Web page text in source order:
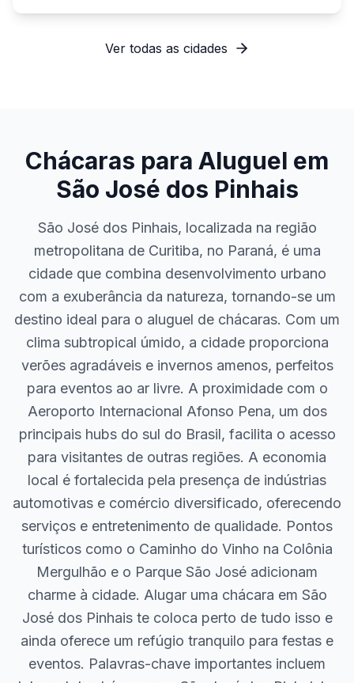
Ver todas as cidades
Chácaras para Aluguel em
São José dos Pinhais
São José dos Pinhais, localizada na região
metropolitana de Curitiba, no Paraná, é uma
cidade que combina desenvolvimento urbano
com a exuberância da natureza, tornando-se um
destino ideal para o aluguel de chácaras. Com um
clima subtropical úmido, a cidade proporciona
verões agradáveis e invernos amenos, perfeitos
para eventos ao ar livre. A proximidade com o
Aeroporto Internacional Afonso Pena, um dos
principais hubs do sul do Brasil, facilita o acesso
para visitantes de outras regiões. A economia
local é fortalecida pela presença de indústrias
automotivas e comércio diversificado, oferecendo
serviços e entretenimento de qualidade. Pontos
turísticos como o Caminho do Vinho na Colônia
Mergulhão e o Parque São José adicionam
charme à cidade. Alugar uma chácara em São
José dos Pinhais te coloca perto de tudo isso e
ainda oferece um refúgio tranquilo para festas e
eventos. Palavras-chave importantes incluem